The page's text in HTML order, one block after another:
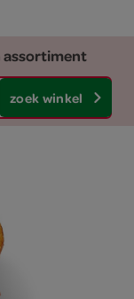
assortiment
zoek winkel